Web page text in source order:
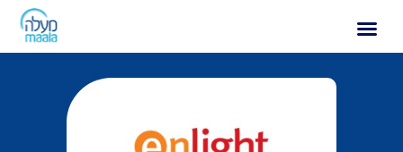
אנלייט